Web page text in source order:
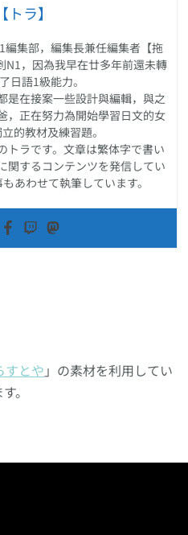
ラ】
集部，編集長兼任編集者【拖
N1，因為我早在廿多年前還未轉
日語1級能力。
是在接案一些設計與編輯，與之
，正在努力為開始學習日文的女
的教材及練習題。
トラです。文章は繁体字で書い
関するコンテンツを発信してい
あわせて執筆しています。
すとや 」の素材を利用してい
。